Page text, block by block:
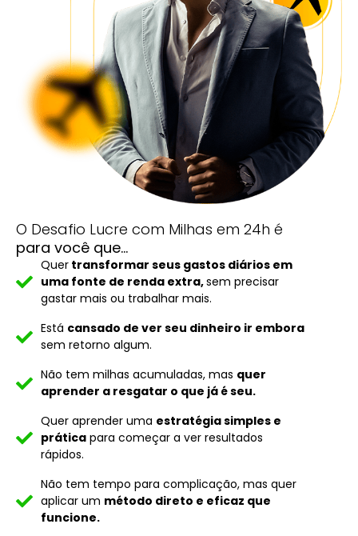
O Desafio Lucre com Milhas em 24h é
para você que...
Quer transformar seus gastos diários em
uma fonte de renda extra,sem precisar
gastar mais ou trabalhar mais.
Está cansado de ver seu dinheiro ir embora
sem retorno algum.
Não tem milhas acumuladas, mas quer
aprender a resgatar o que já é seu.
Quer aprender uma estratégia simples e
prática para começar a ver resultados
rápidos.
Não tem tempo para complicação, mas quer
aplicar um método direto e eficaz que
funcione.